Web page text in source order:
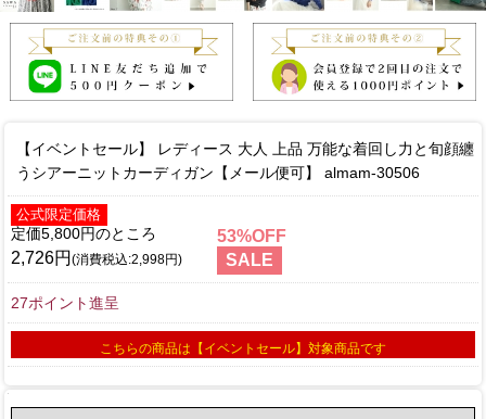
【イベントセール】 レディース 大人 上品 万能な着回し力と旬顔纏
うシアーニットカーディガン【メール便可】 almam-30506
公式限定価格
定価5,800円
2,726円 (消費税込:2,998円)
53
SALE
27ポイント進呈
こちらの商品は【イベントセール】対象商品です